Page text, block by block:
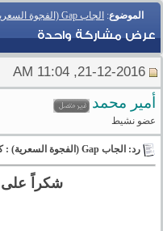
الموضوع: الجاب Gap (الفجوة السعرية) : كيف تجني المال منه في الفوركس forex ...؟!
عرض مشاركة واحدة
أمير محمد
عضو نشيط
رد: الجاب Gap (الفجوة السعرية) : كيف تجني المال منه في الفوركس forex ...؟!
شكراً على